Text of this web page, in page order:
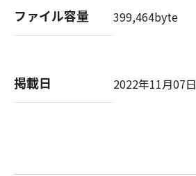
ファイル容量 399,464byte
掲載日 2022年11月07日